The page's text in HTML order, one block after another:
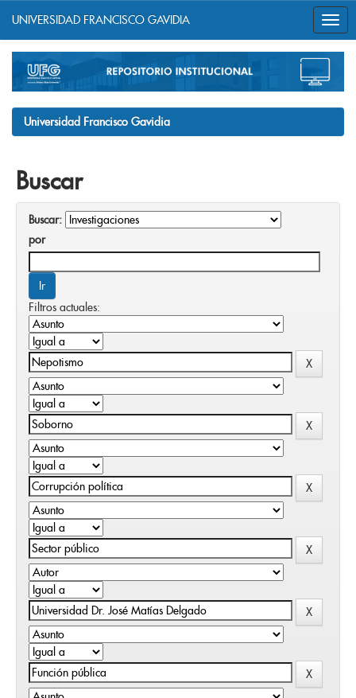
navigation
UNIVERSIDAD FRANCISCO GAVIDIA
Universidad Francisco Gavidia
Buscar
Buscar:
por
Filtros actuales: